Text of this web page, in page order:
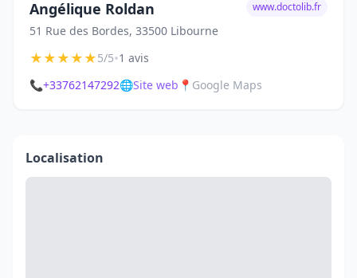
Angélique Roldan
51 Rue des Bordes, 33500 Libourne
www.doctolib.fr
★★★★★5/5•1 avis
📞+33762147292🌐Site web 📍 Google Maps
Localisation